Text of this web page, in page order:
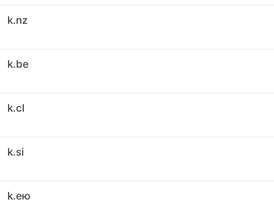
k.nz
k.be
k.cl
k.si
k.ею